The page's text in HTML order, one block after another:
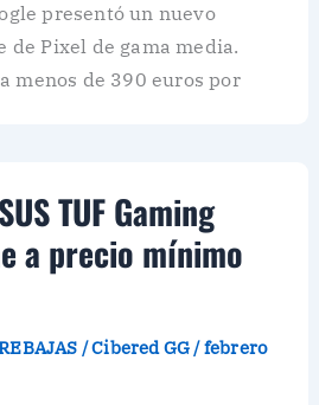
presentó un nuevo
Pixel de gama media.
menos de 390 euros por
TUF Gaming
a precio mínimo
/Cibered GG/febrero